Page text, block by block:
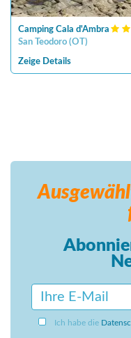
Camping Cala d'Ambra
San Teodoro (OT)
Zeige Details
Ich habe die